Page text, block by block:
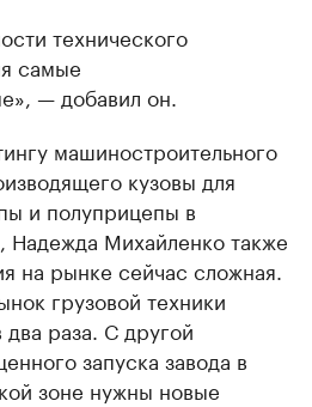
технического
самые
— добавил он.
машиностроительного
кузовы для
и полуприцепы в
Надежда Михайленко также
на рынке сейчас сложная.
грузовой техники
два раза. С другой
запуска завода в
зоне нужны новые